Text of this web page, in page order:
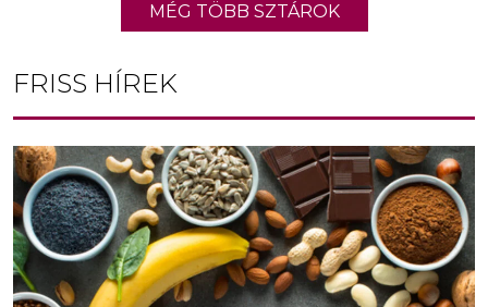
MÉG TÖBB SZTÁROK
FRISS HÍREK